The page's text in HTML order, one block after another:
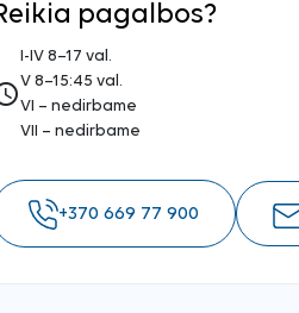
pagalbos?
I-IV 8–17 val.
V 8–15:45 val.
VI – nedirbame
VII – nedirbame
+370 669 77 900